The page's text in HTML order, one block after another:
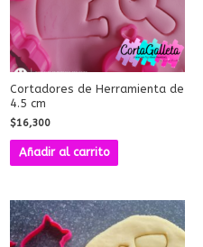
Cortadores de Herramienta de
4.5 cm
$16,300
Añadir al carrito